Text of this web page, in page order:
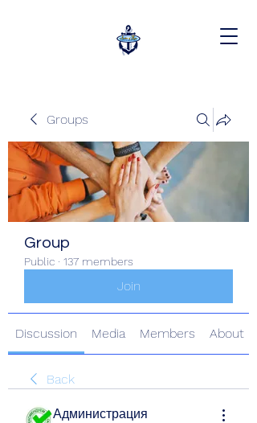
Groups
Group
Public · 137 members
Join
Discussion Media Members About
Back
Администрация